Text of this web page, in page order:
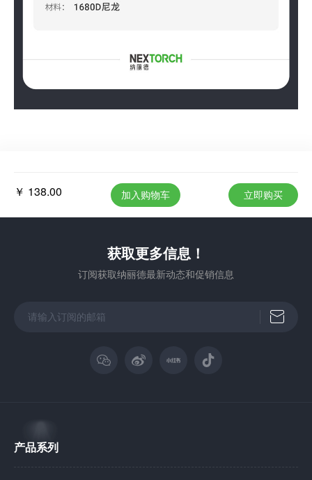
￥ 138.00 加入购物车 立即购买
获取更多信息！
订阅获取纳丽德最新动态和促销信息
产品系列